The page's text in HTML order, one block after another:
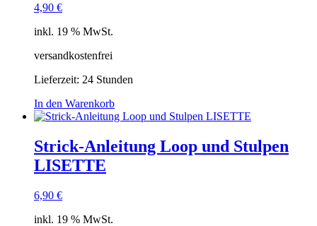
4,90 €
inkl. 19 % MwSt.
versandkostenfrei
Lieferzeit: 24 Stunden
In den Warenkorb
Strick-Anleitung Loop und Stulpen
LISETTE
6,90 €
inkl. 19 % MwSt.